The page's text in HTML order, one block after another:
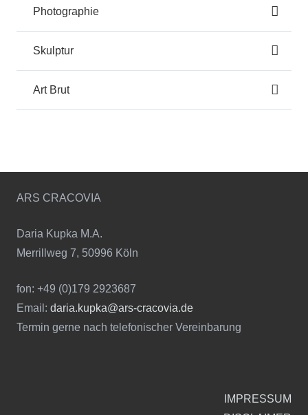
Photographie
Skulptur
Art Brut
ARS CRACOVIA
Daria Kupka M.A.
Merrillweg 7, 50996 Köln
fon: +49 (0)179 2923687
Email: daria.kupka@ars-cracovia.de
Termin gerne nach telefonischer Vereinbarung
IMPRESSUM